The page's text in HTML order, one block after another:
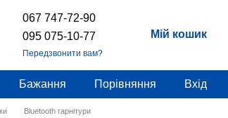
067 747-72-90
095 075-10-77
Передзвонити вам?
Мій кошик
Бажання Порівняння Вхід
Bluetooth гарнітури